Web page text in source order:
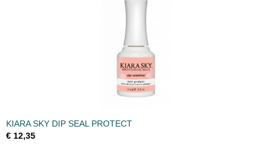
KIARA SKY DIP SEAL PROTECT
€ 12,35